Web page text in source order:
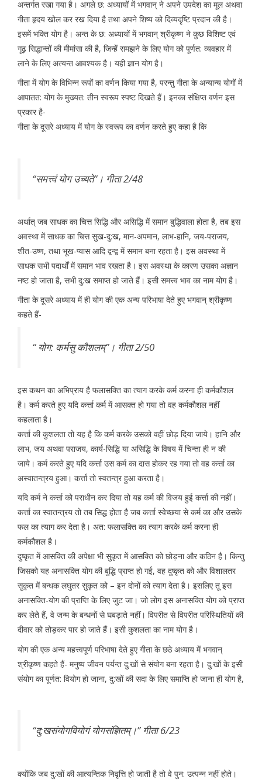
अन्तर्गत रखा गया है। अगले छ: अध्यायों में भगवान् ने अपने उपदेश का मूल अथवा
गीता हृदय खोल कर रख दिया है तथा अपने शिष्य को दिव्यदृष्टि प्रदान की है।
इसमें भक्ति योग है। अन्त के छ: अध्यायों में भगवान् श्रीकृष्ण ने कुछ विशिष्ट एवं
गूढ़ सिद्धान्तों की मीमांसा की है, जिन्हें समझने के लिए योग को पूर्णत: व्यवहार में
लाने के लिए अत्यन्त आवश्यक है। यही ज्ञान योग है।
गीता में योग के विभिन्न रूपों का वर्णन किया गया है, परन्तु गीता के अन्यान्य योगों में
आपातत: योग के मुख्यत: तीन स्वरूप स्पष्ट दिखते हैं। इनका संक्षिप्त वर्णन इस
प्रकार है-
गीता के दूसरे अध्याय में योग के स्वरूप का वर्णन करते हुए कहा है कि
‘‘समत्त्वं योग उच्यते’’। गीता 2/48
अर्थात् जब साधक का चित्त सिद्धि और असिद्धि में समान बुद्धिवाला होता है, तब इस
अवस्था में साधक का चित्त सुख-दु:ख, मान-अपमान, लाभ-हानि, जय-पराजय,
शीत-उष्ण, तथा भूख-प्यास आदि द्वन्द्व में समान बना रहता है। इस अवस्था में
साधक सभी पदार्थों में समान भाव रखता है। इस अवस्था के कारण उसका अज्ञान
नष्ट हो जाता है, सभी दु:ख समाप्त हो जाते हैं। इसी समत्त्व भाव का नाम योग है।
गीता के दूसरे अध्याय में ही योग की एक अन्य परिभाषा देते हुए भगवान् श्रीकृष्ण
कहते हैं-
‘‘ योग: कर्मसु कौशलम्’’। गीता 2/50
इस कथन का अभिप्राय है फलासक्ति का त्याग करके कर्म करना ही कर्मकौशल
है। कर्म करते हुए यदि कर्त्ता कर्म में आसक्त हो गया तो वह कर्मकौशल नहीं
कहलाता है।
कर्त्ता की कुशलता तो यह है कि कर्म करके उसको वहीं छोड़ दिया जाये। हानि और
लाभ, जय अथवा पराजय, कार्य-सिद्धि या असिद्धि के विषय में चिन्ता ही न की
जाये। कर्म करते हुए यदि कर्त्ता उस कर्म का दास होकर रह गया तो वह कर्त्ता का
अस्वातन्त्रय हुआ। कर्त्ता तो स्वतन्त्र हुआ करता है।
यदि कर्म ने कर्त्ता को पराधीन कर दिया तो यह कर्म की विजय हुई कर्त्ता की नहीं।
कर्त्ता का स्वातन्त्रय तो तब सिद्ध होता है जब कर्त्ता स्वेच्छया से कर्म का और उसके
फल का त्याग कर देता है। अत: फलासक्ति का त्याग करके कर्म करना ही
कर्मकौशल है।
दुष्कृत में आसक्ति की अपेक्षा भी सुकृत में आसक्ति को छोड़ना और कठिन है। किन्तु
जिसको यह अनासक्ति योग की बुद्धि प्राप्त हो गई, वह दुष्कृत को और विशालतर
सुकृत में बन्धक लघुतर सुकृत को – इन दोनों को त्याग देता है। इसलिए तू इस
अनासक्ति-योग की प्राप्ति के लिए जुट जा। जो लोग इस अनासक्ति योग को प्राप्त
कर लेते हैं, वे जन्म के बन्धनों से घबड़ाते नहीं। विपरीत से विपरीत परिस्थितियों की
दीवार को तोड़कर पार हो जाते हैं। इसी कुशलता का नाम योग है।
योग की एक अन्य महत्त्वपूर्ण परिभाषा देते हुए गीता के छठे अध्याय में भगवान्
श्रीकृष्ण कहते हैं- मनुष्य जीवन पर्यन्त दु:खों से संयोग बना रहता है। दु:खों के इसी
संयोग का पूर्णत: वियोग हो जाना, दु:खों की सदा के लिए समाप्ति हो जाना ही योग है,
“दु:खसंयोगवियोगं योगसंज्ञितम्।” गीता 6/23
क्योंकि जब दु:खों की आत्यन्तिक निवृत्ति हो जाती है तो वे पुन: उत्पन्न नहीं होते।